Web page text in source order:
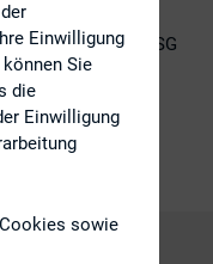
Digitalisierung, ESG
& Governance),
Einwilligung
Sie
die
Einwilligung
sowie